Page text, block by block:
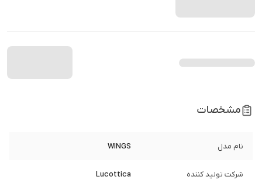
مشخصات
نام مدل WINGS
شرکت تولید کننده Lucottica